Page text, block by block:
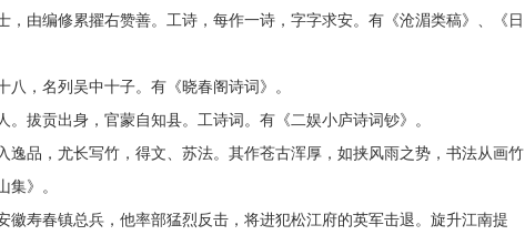
由编修累擢右赞善。工诗，每作一诗，字字求安。有《沧湄类稿》、《日
，名列吴中十子。有《晓春阁诗词》。
贡出身，官蒙自知县。工诗词。有《二娱小庐诗词钞》。
品，尤长写竹，得文、苏法。其作苍古浑厚，如挟风雨之势，书法从画竹
》。
徽寿春镇总兵，他率部猛烈反击，将进犯松江府的英军击退。旋升江南提